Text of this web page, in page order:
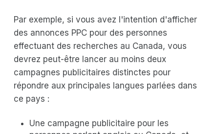
Par exemple, si vous avez l'intention d'afficher
des annonces PPC pour des personnes
effectuant des recherches au Canada, vous
devrez peut-être lancer au moins deux
campagnes publicitaires distinctes pour
répondre aux principales langues parlées dans
ce pays :
Une campagne publicitaire pour les